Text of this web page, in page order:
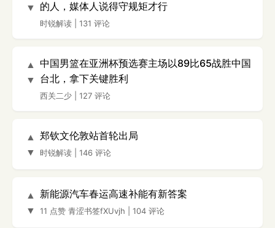
▼
的人，媒体人说得守规矩才行
时锐解读 131 评论
▲
▼
中国男篮在亚洲杯预选赛主场以89比65战胜中国
台北，拿下关键胜利
西关二少 127 评论
▲
▼
郑钦文伦敦站首轮出局
时锐解读 146 评论
▲
▼
新能源汽车春运高速补能有新答案
11 点赞 青涩书签fXUvjh 104 评论